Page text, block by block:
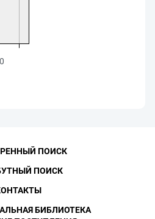
0
ПОИСК
ПОИСК
БИБЛИОТЕКА